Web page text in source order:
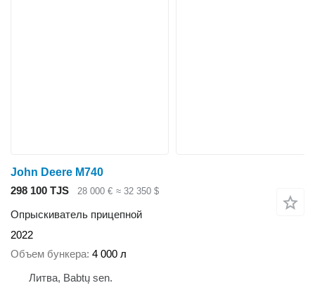
John Deere M740
298 100 TJS
28 000 € ≈ 32 350 $
Опрыскиватель прицепной
2022
Объем бункера 4 000 л
Литва, Babtų sen.